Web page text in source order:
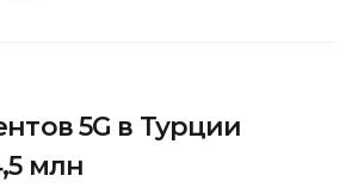
5G в Турции
млн